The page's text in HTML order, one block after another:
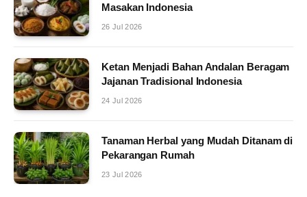
Masakan Indonesia
26 Jul 2026
Ketan Menjadi Bahan Andalan Beragam
Jajanan Tradisional Indonesia
24 Jul 2026
Tanaman Herbal yang Mudah Ditanam di
Pekarangan Rumah
23 Jul 2026